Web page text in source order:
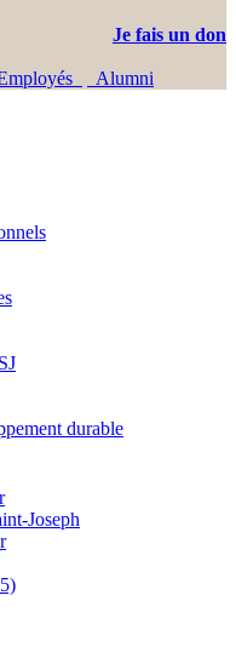
Je fais un don
Alumni
durable
Joseph